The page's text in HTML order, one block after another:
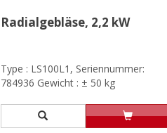
Radialgebläse, 2,2 kW
Type : LS100L1, Seriennummer:
784936 Gewicht : ± 50 kg
mm, H. 1......